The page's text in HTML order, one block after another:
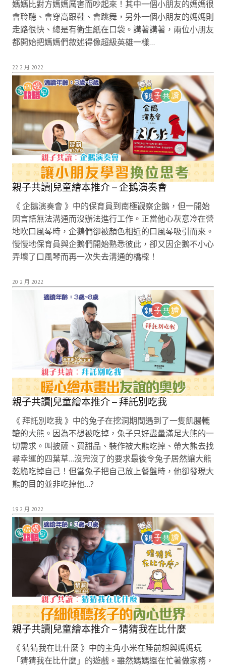
媽媽比對方媽媽厲害而吵起來！其中一個小朋友的媽媽很
會聆聽、會穿高跟鞋、會跳舞，另外一個小朋友的媽媽則
走路很快、總是有衛生紙在口袋。講著講著，兩位小朋友
都開始把媽媽們敘述得像超級英雄一樣…
22 2 月 2022
親子共讀|兒童繪本推介 – 企鵝演奏會
《 企鵝演奏會 》中的保育員到南極觀察企鵝，但一開始
因言語無法溝通而沒辦法進行工作。正當他心灰意冷在營
地吹口風琴時，企鵝們卻被顏色相近的口風琴吸引而來。
慢慢地保育員與企鵝們開始熟悉彼此，卻又因企鵝不小心
弄壞了口風琴而再一次失去溝通的橋樑！
20 2 月 2022
親子共讀|兒童繪本推介 – 拜託別吃我
《 拜託別吃我 》中的兔子在挖洞期間遇到了一隻飢腸轆
轆的大熊。因為不想被吃掉，兔子只好盡量滿足大熊的一
切需求。叫披薩、買甜品、裝作被大熊吃掉、帶大熊去找
尋幸運的四葉草…沒完沒了的要求最後令兔子居然讓大熊
乾脆吃掉自己！但當兔子把自己放上餐盤時，他卻發現大
熊的目的並非吃掉他…?
19 2 月 2022
親子共讀|兒童繪本推介 – 猜猜我在比什麼
《 猜猜我在比什麼 》中的主角小米在睡前想與媽媽玩
「猜猜我在比什麼」的遊戲。雖然媽媽還在忙著做家務，